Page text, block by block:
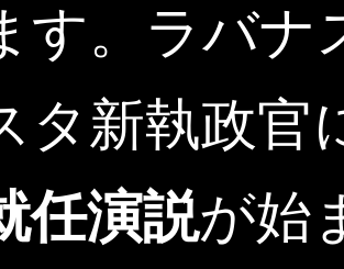
す。ラバ
タ新執政官
任演説が始